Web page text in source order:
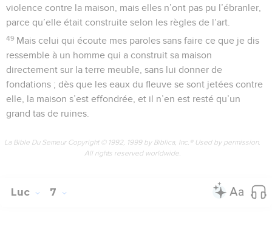
violence contre la maison, mais elles n’ont pas pu l’ébranler,
parce qu’elle était construite selon les règles de l’art.
49 Mais celui qui écoute mes paroles sans faire ce que je dis
ressemble à un homme qui a construit sa maison
directement sur la terre meuble, sans lui donner de
fondations ; dès que les eaux du fleuve se sont jetées contre
elle, la maison s’est effondrée, et il n’en est resté qu’un
grand tas de ruines.
La Bible Du Semeur Copyright © 1992, 1999 by Biblica, Inc.® Used by permission.
All rights reserved worldwide.
Luc 7